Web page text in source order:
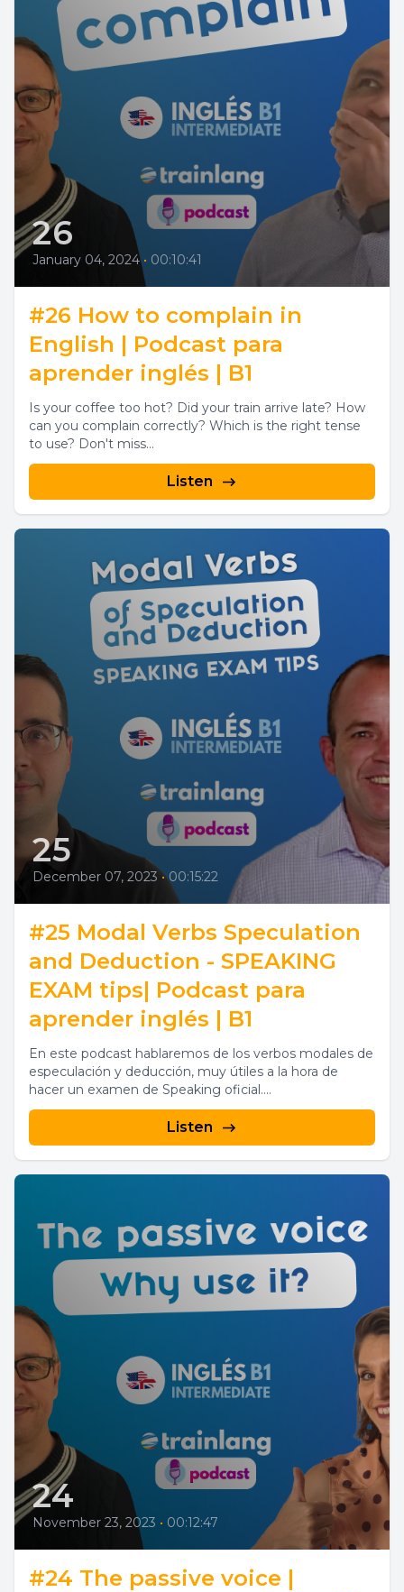
26
January 04, 2024 • 00:10:41
#26 How to complain in
English | Podcast para
aprender inglés | B1
Is your coffee too hot? Did your train arrive late? How
can you complain correctly? Which is the right tense
to use? Don't miss...
Listen
25
December 07, 2023 • 00:15:22
#25 Modal Verbs Speculation
and Deduction - SPEAKING
EXAM tips| Podcast para
aprender inglés | B1
En este podcast hablaremos de los verbos modales de
especulación y deducción, muy útiles a la hora de
hacer un examen de Speaking oficial....
Listen
24
November 23, 2023 • 00:12:47
#24 The passive voice |